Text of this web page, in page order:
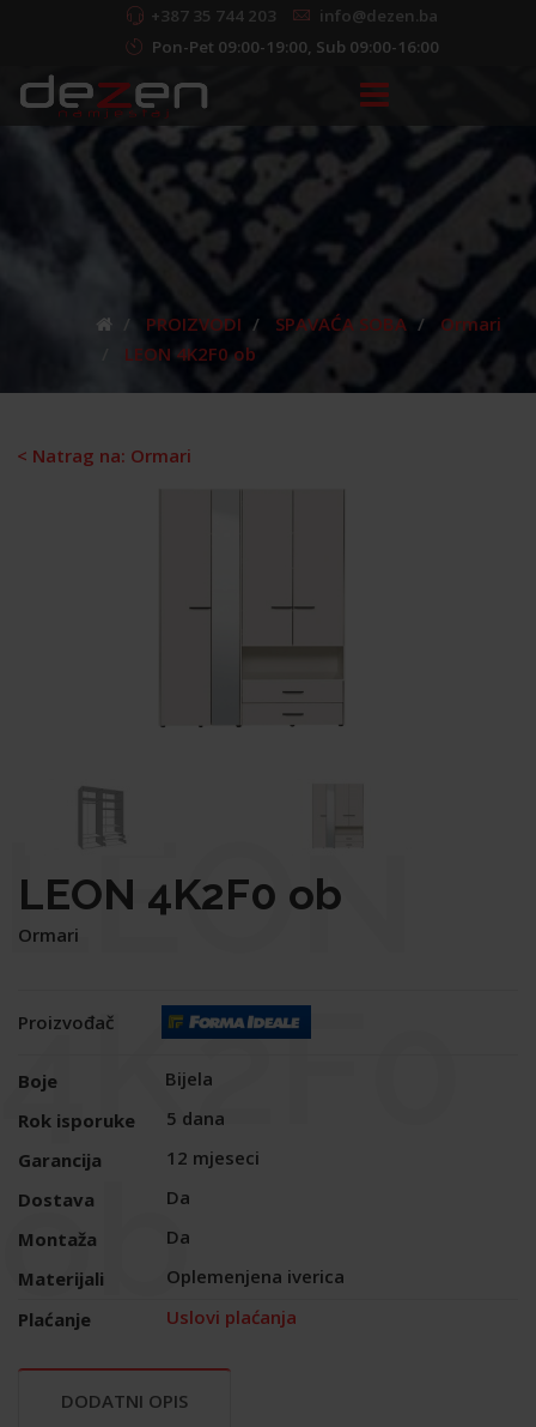
+387 35 744 203
info@dezen.ba
Pon-Pet 09:00-19:00, Sub 09:00-16:00
PROIZVODI SPAVAĆA SOBA
Ormari
LEON 4K2F0 ob
< Natrag na: Ormari
LEON
4K2F0
ob
LEON 4K2F0 ob
Ormari
Proizvođač
Boje
Bijela
Rok isporuke
5 dana
Garancija
12 mjeseci
Dostava
Da
Montaža
Da
Materijali
Oplemenjena iverica
Plaćanje
Uslovi plaćanja
DODATNI OPIS